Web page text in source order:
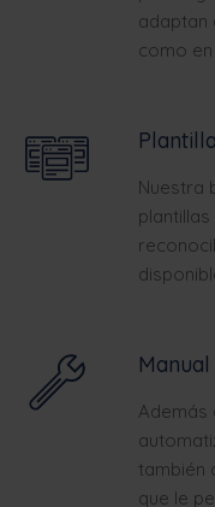
adaptan
como
Nuestra
Además
también
que le